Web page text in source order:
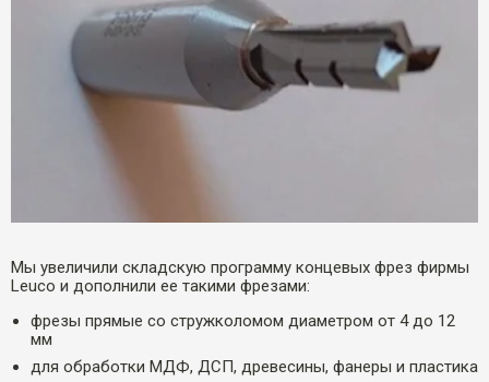
Мы увеличили складскую программу концевых фрез фирмы
Leuco и дополнили ее такими фрезами:
фрезы прямые со стружколомом диаметром от 4 до 12
мм
для обработки МДФ, ДСП, древесины, фанеры и пластика